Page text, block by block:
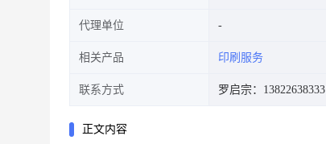
代理单位
相关产品 印刷服务
联系方式 罗启宗：13822638333
正文内容